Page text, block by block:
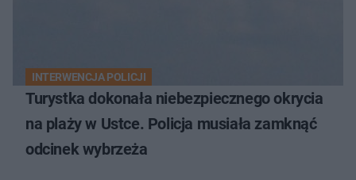
INTERWENCJA POLICJI
Turystka dokonała niebezpiecznego okrycia
na plaży w Ustce. Policja musiała zamknąć
odcinek wybrzeża